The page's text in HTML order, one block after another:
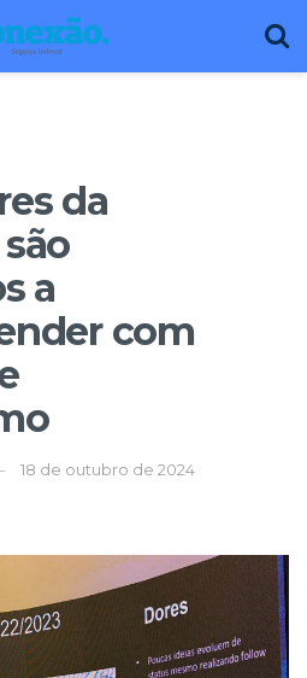
da
a
com
18 de outubro de 2024